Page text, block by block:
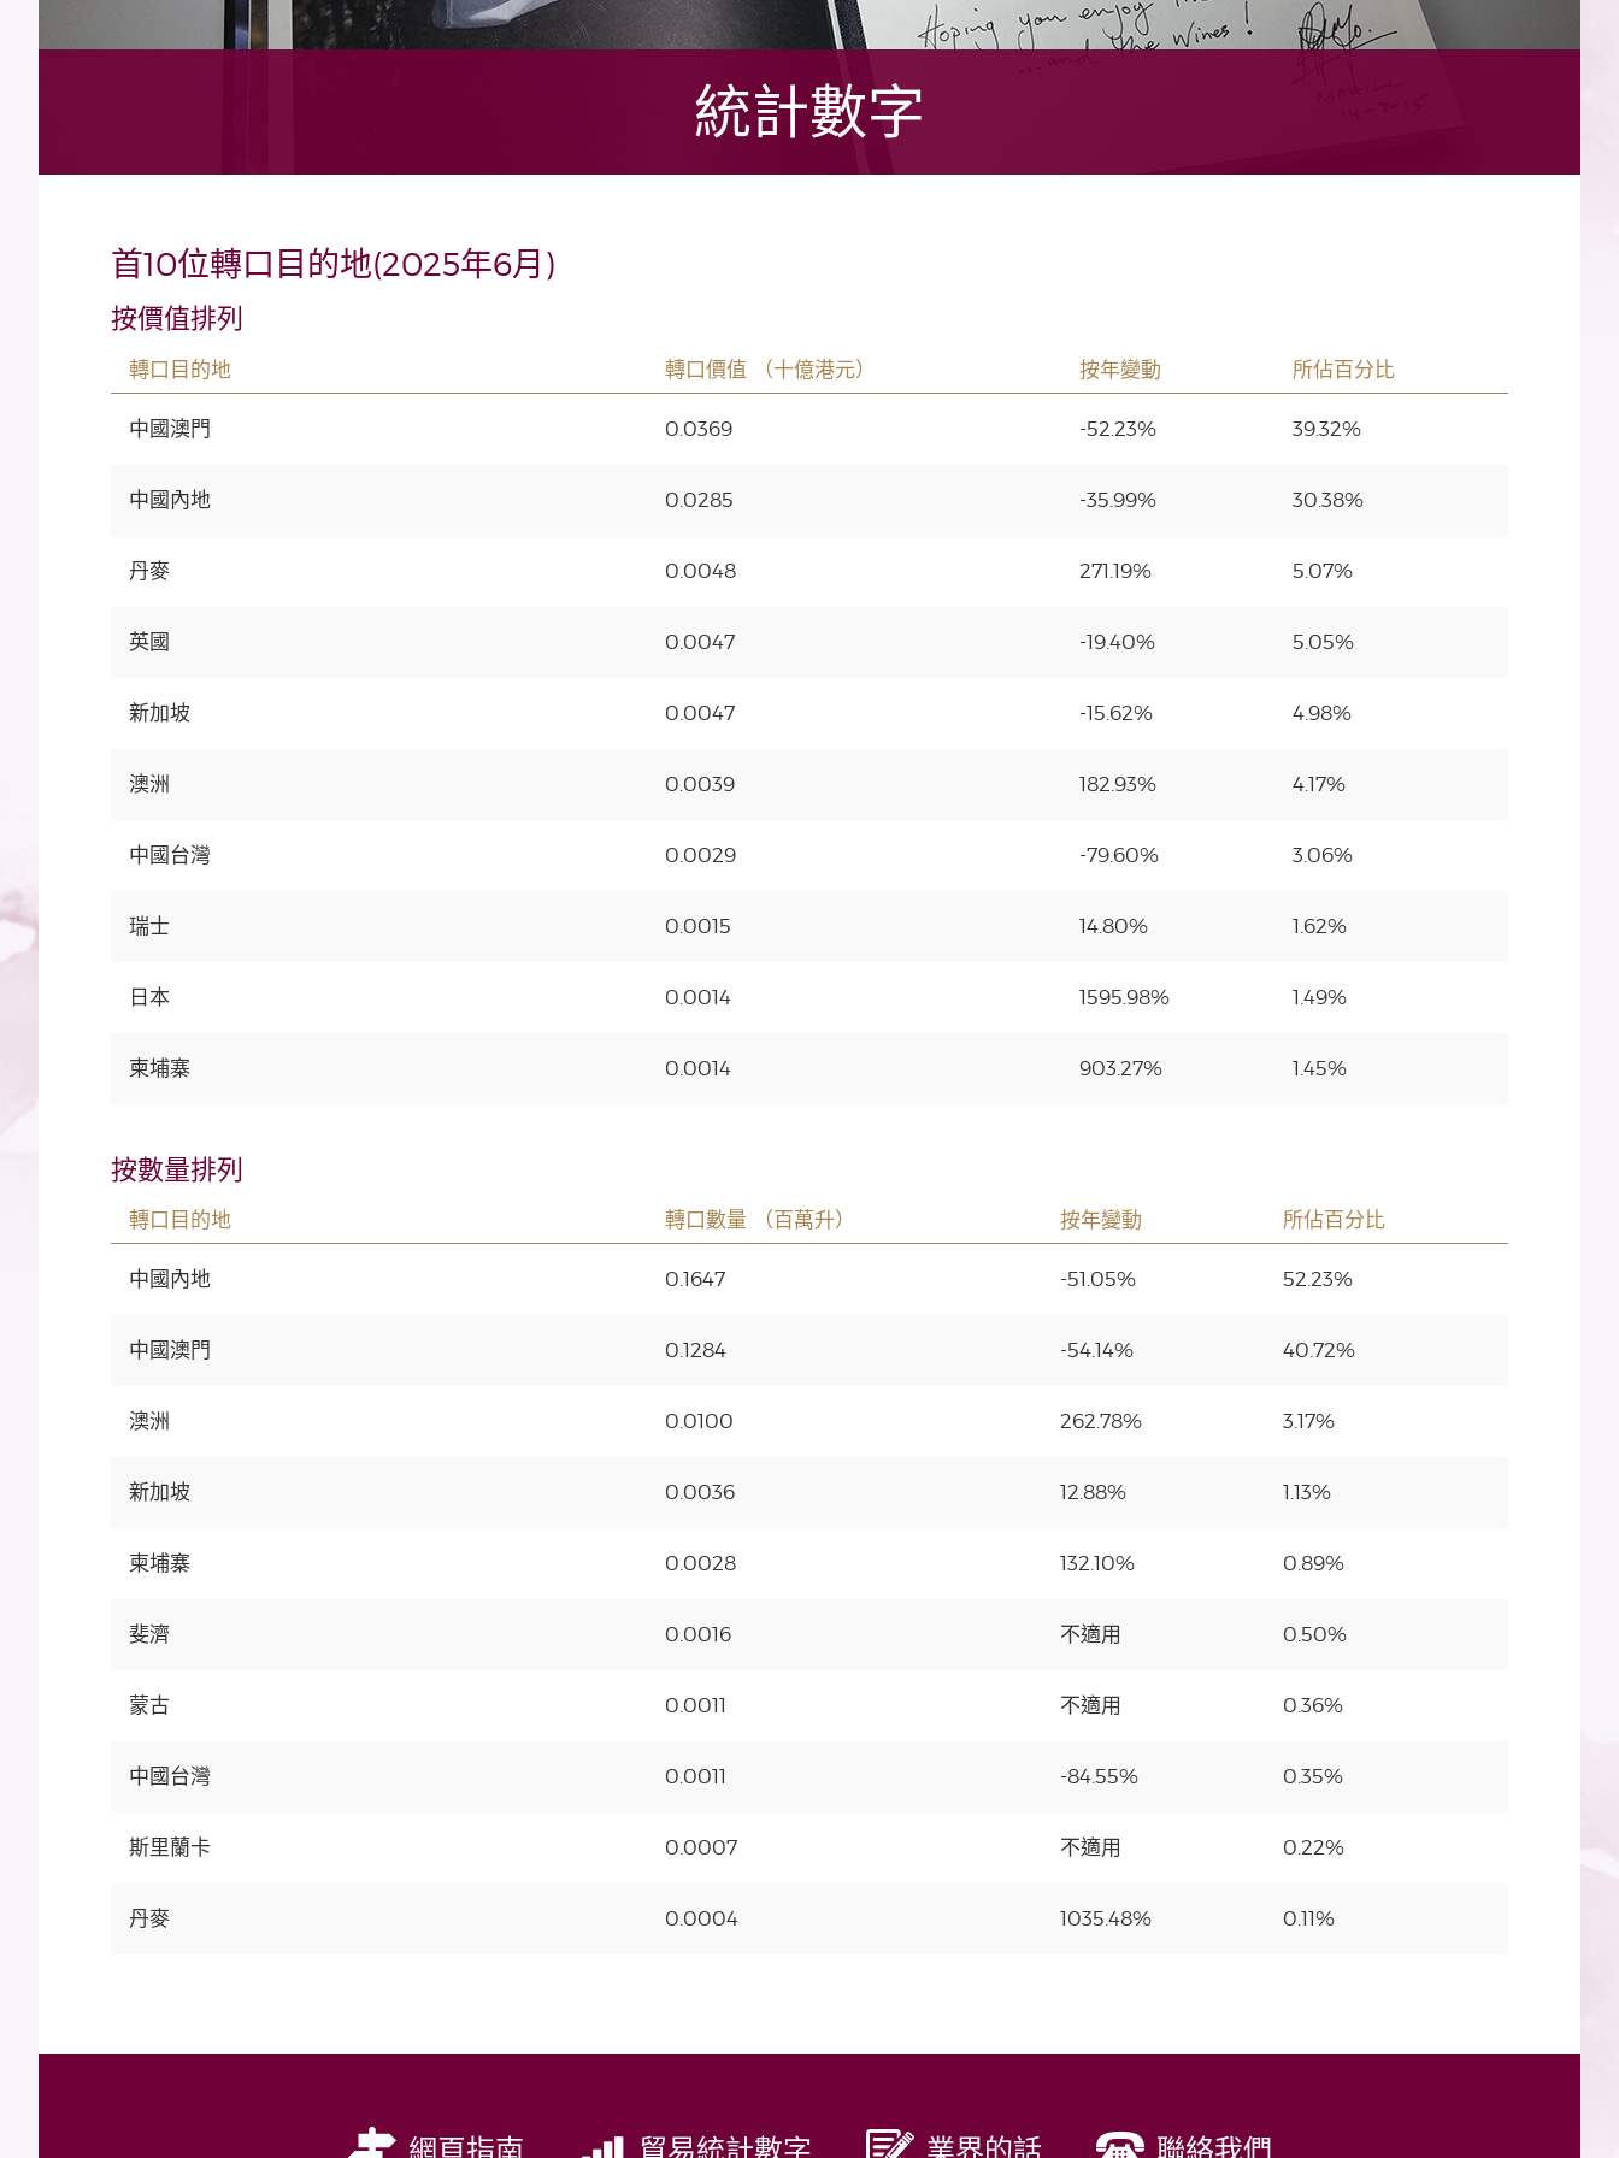
統計數字
首10位轉口目的地(2025年6月)
按價值排列
轉口目的地 轉口價值 （十億港元） 按年變動 所佔百分比
中國澳門 0.0369 -52.23% 39.32%
中國內地 0.0285 -35.99% 30.38%
丹麥 0.0048 271.19% 5.07%
英國 0.0047 -19.40% 5.05%
新加坡 0.0047 -15.62% 4.98%
澳洲 0.0039 182.93% 4.17%
中國台灣 0.0029 -79.60% 3.06%
瑞士 0.0015 14.80% 1.62%
日本 0.0014 1595.98% 1.49%
柬埔寨 0.0014 903.27% 1.45%
按數量排列
轉口目的地 轉口數量 （百萬升） 按年變動 所佔百分比
中國內地 0.1647 -51.05% 52.23%
中國澳門 0.1284 -54.14% 40.72%
澳洲 0.0100 262.78% 3.17%
新加坡 0.0036 12.88% 1.13%
柬埔寨 0.0028 132.10% 0.89%
斐濟 0.0016 不適用 0.50%
蒙古 0.0011 不適用 0.36%
中國台灣 0.0011 -84.55% 0.35%
斯里蘭卡 0.0007 不適用 0.22%
丹麥 0.0004 1035.48% 0.11%
網頁指南 貿易統計數字 業界的話 聯絡我們